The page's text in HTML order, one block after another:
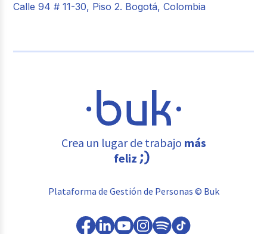
Calle 94 # 11-30, Piso 2. Bogotá, Colombia
Crea un lugar de trabajo más
feliz
Plataforma de Gestión de Personas © Buk